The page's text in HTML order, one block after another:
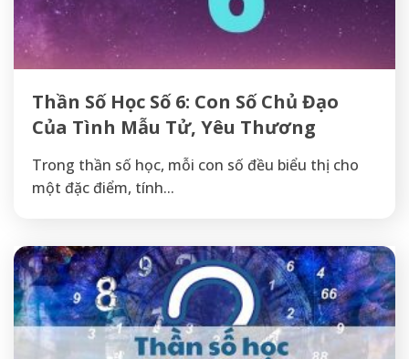
Thần Số Học Số 6: Con Số Chủ Đạo
Của Tình Mẫu Tử, Yêu Thương
Trong thần số học, mỗi con số đều biểu thị cho
một đặc điểm, tính...